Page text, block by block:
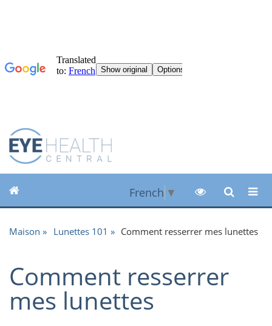
French ▼
Maison Lunettes 101 Comment resserrer mes lunettes
Comment resserrer
mes lunettes